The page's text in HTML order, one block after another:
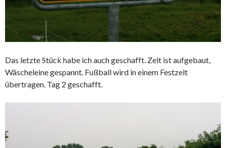
Das letzte Stück habe ich auch geschafft. Zelt ist aufgebaut,
Wäscheleine gespannt. Fußball wird in einem Festzelt
übertragen. Tag 2 geschafft.